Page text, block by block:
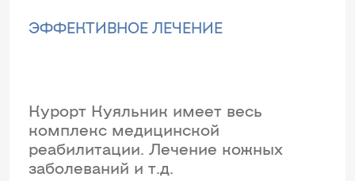
ЭФФЕКТИВНОЕ ЛЕЧЕНИЕ
Курорт Куяльник имеет весь
комплекс медицинской
реабилитации. Лечение кожных
заболеваний и т.д.